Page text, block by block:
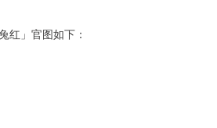
红」官图如下：